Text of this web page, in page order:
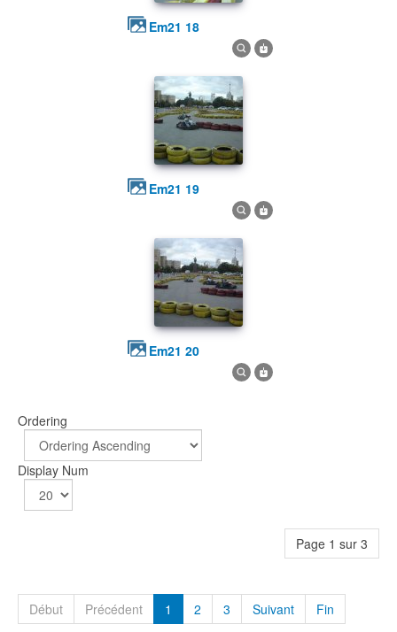
em21 18
em21 19
em21 20
Ordering
Display Num
Page 1 sur 3
Début Précédent 1 2 3 Suivant Fin